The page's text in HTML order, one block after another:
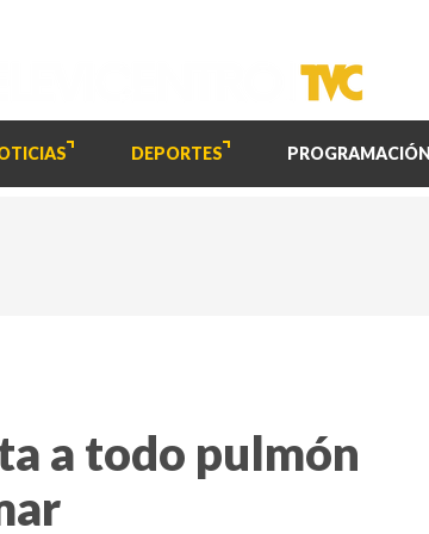
DEPORTES PROGRAMACIÓN
a todo pulmón